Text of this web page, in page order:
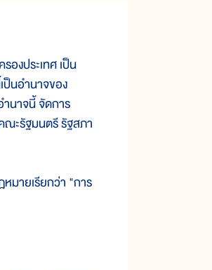
งประเทศ เป็น
ป็นอำนาจของ
ำนาจนี้ จัดการ
ณะรัฐมนตรี รัฐสภา
มายเรียกว่า "การ